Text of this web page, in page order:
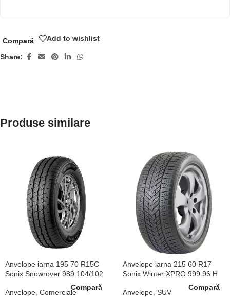
Compară Add to wishlist
Share:
Produse similare
Anvelope iarna 195 70 R15C
Sonix Snowrover 989 104/102
Anvelope Comerciale
Compară
Anvelope iarna 215 60 R17
Sonix Winter XPRO 999 96 H
Anvelope SUV
Compară